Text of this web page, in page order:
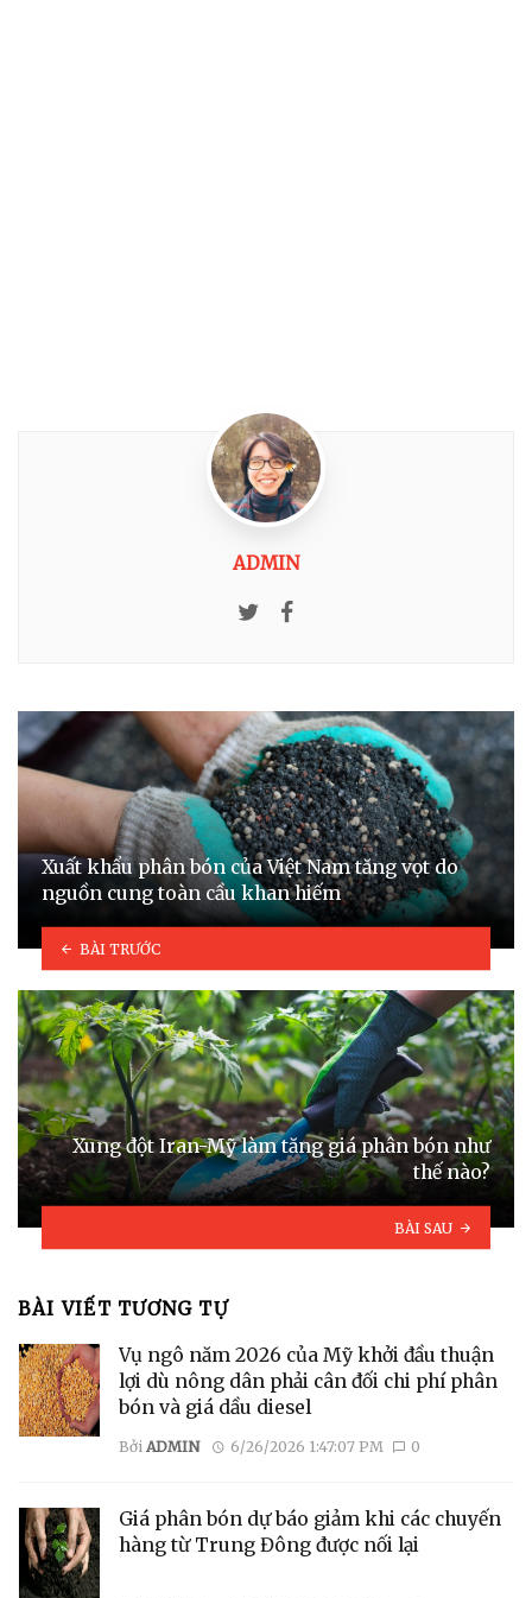
ADMIN
Twitter
Xuất khẩu phân bón của Việt Nam tăng vọt do
nguồn cung toàn cầu khan hiếm
BÀI TRƯỚC
Xung đột Iran-Mỹ làm tăng giá phân bón như
thế nào?
BÀI SAU
BÀI VIẾT TƯƠNG TỰ
Vụ ngô năm 2026 của Mỹ khởi đầu thuận
lợi dù nông dân phải cân đối chi phí phân
bón và giá dầu diesel
Bởi ADMIN 6/26/2026 1:47:07 PM 0
Giá phân bón dự báo ​​giảm khi các chuyến
hàng từ Trung Đông được nối lại